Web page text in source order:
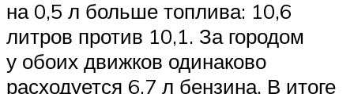
на 0,5 л больше топлива: 10,6
литров против 10,1. За городом
у обоих движков одинаково
расходуется 6,7 л бензина. В итоге